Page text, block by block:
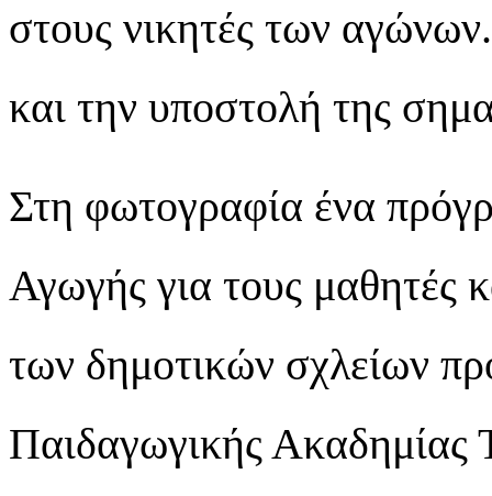
στους νικητές των
και την υποστολή της
Στη φωτογραφία ένα
Αγωγής για τους μαθητές
των δημοτικών σχλείων
Παιδαγωγικής